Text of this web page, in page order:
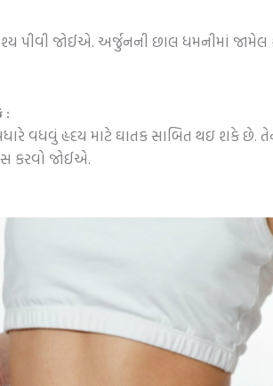
પીવી જોઈએ. અર્જુનની છાલ ધમનીમાં જામેલ
:
વધવું હૃદય માટે ઘાતક સાબિત થઇ શકે
કરવો જોઈએ.